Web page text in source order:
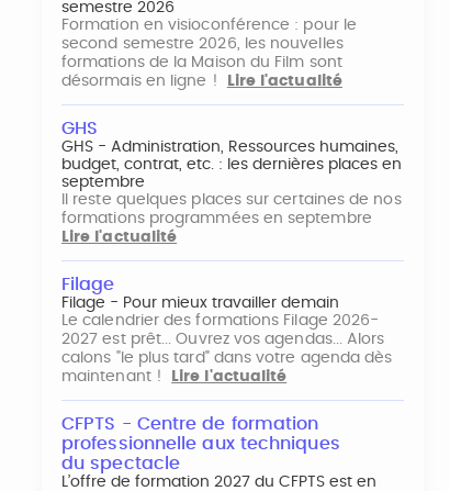
semestre 2026
Formation en visioconférence : pour le
second semestre 2026, les nouvelles
formations de la Maison du Film sont
désormais en ligne !
Lire l'actualité
GHS
GHS - Administration, Ressources humaines,
budget, contrat, etc. : les dernières places en
septembre
Il reste quelques places sur certaines de nos
formations programmées en septembre
Lire l'actualité
Filage
Filage - Pour mieux travailler demain
Le calendrier des formations Filage 2026-
2027 est prêt... Ouvrez vos agendas... Alors
calons "le plus tard" dans votre agenda dès
maintenant !
Lire l'actualité
CFPTS - Centre de formation
professionnelle aux techniques
du spectacle
L’offre de formation 2027 du CFPTS est en